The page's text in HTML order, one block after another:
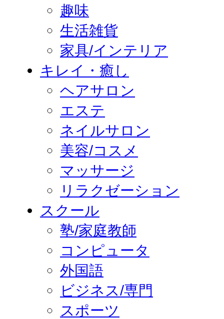
趣味
生活雑貨
家具/インテリア
キレイ・癒し
ヘアサロン
エステ
ネイルサロン
美容/コスメ
マッサージ
リラクゼーション
スクール
塾/家庭教師
コンピュータ
外国語
ビジネス/専門
スポーツ